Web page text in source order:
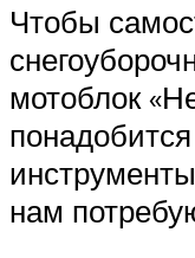
Чтобы
мотоблок
нам